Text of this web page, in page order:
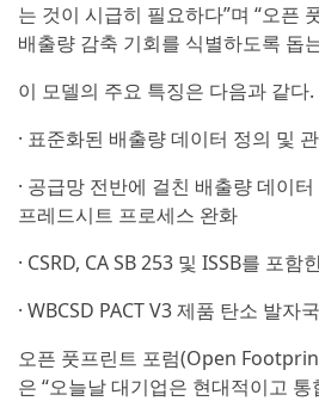
는 것이 시급히 필요하다”며 “오픈
배출량 감축 기회를 식별하도록 돕
이 모델의 주요 특징은 다음과 같다.
· 표준화된 배출량 데이터 정의 및
· 공급망 전반에 걸친 배출량 데이
프레드시트 프로세스 완화
· CSRD, CA SB 253 및 ISSB를 포
· WBCSD PACT V3 제품 탄소 발
오픈 풋프린트 포럼(Open
은 “오늘날 대기업은 현대적이고